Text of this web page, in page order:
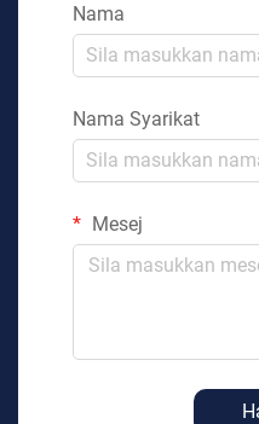
Nama
Nama Syarikat
Mesej